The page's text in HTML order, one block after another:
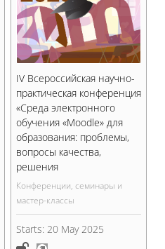
IV Всероссийская научно-
практическая конференция
«Среда электронного
обучения «Moodle» для
образования: проблемы,
вопросы качества,
решения
Конференции, семинары и
мастер-классы
Starts: 20 May 2025